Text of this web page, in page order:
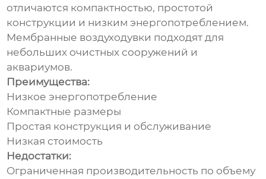
отличаются компактностью, простотой
конструкции и низким энергопотреблением.
Мембранные воздуходувки подходят для
небольших очистных сооружений и
аквариумов.
Преимущества:
Низкое энергопотребление
Компактные размеры
Простая конструкция и обслуживание
Низкая стоимость
Недостатки:
Ограниченная производительность по объему